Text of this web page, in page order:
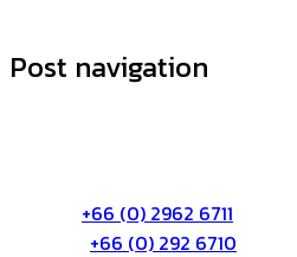
Post navigation
+66 (0) 2962 6711
+66 (0) 292 6710